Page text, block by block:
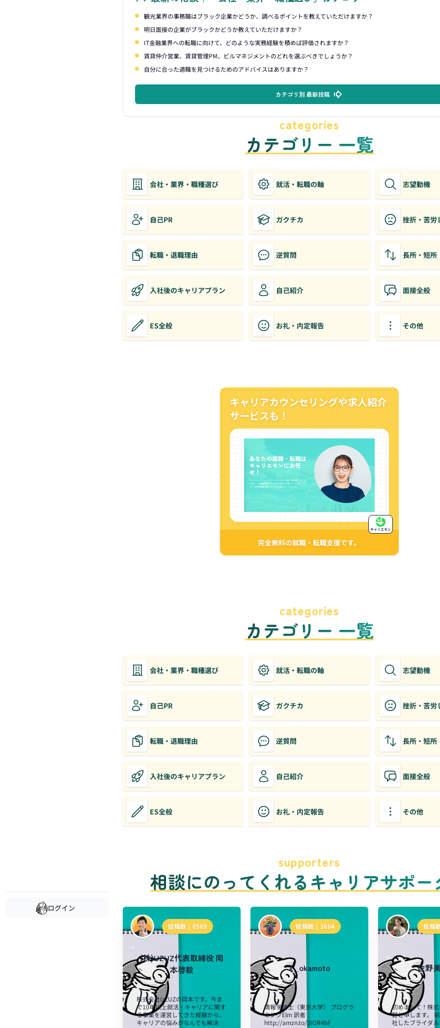
ログイン
観光業界の事務職はブラック企業かどうか、調べるポイントを教えていただけますか？
明日面接の企業がブラックかどうか教えていただけますか？
IT金融業界への転職に向けて、どのような実務経験を積めば評価されますか？
賃貸仲介営業、賃貸管理PM、ビルマネジメントのどれを選ぶべきでしょうか？
自分に合った適職を見つけるためのアドバイスはありますか？
カテゴリ別 最新投稿
categories
カテゴリー 一覧
会社・業界・職種選び 就活・転職の軸 志望動機
自己PR ガクチカ 挫折・苦労
転職・退職理由 逆質問 長所・短所
入社後のキャリアプラン 自己紹介 面接全般
ES全般 お礼・内定報告 その他
キャリアカウンセリングや求人紹介
サービスも！
完全無料の就職・転職支援です。
キャリエモン
categories
カテゴリー 一覧
会社・業界・職種選び 就活・転職の軸 志望動機
自己PR ガクチカ 挫折・苦労
転職・退職理由 逆質問 長所・短所
入社後のキャリアプラン 自己紹介 面接全般
ES全般 お礼・内定報告 その他
supporters
相談にのってくれるキャリアサポー
投稿数 | 6569
(株)UZUZ代表取締役 岡
本啓毅
株式会社UZUZの岡本です。今ま
で10年以上就活・キャリアに関す
る事業を運営してきた経験から、
キャリアの悩みがなんでも解決
投稿数 | 1664
k_okamoto
情報学修士（東京大学） プログラ
ミングElm 訳者
http://amzn.to/3IOR4bF
投稿
佐野
初めまして！株
野と申します。
社したブライダ